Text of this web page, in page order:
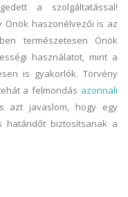
a szolgáltatással!
Önök haszonélvezői is az
természetesen Önök
használatot, mint a
is gyakorlók. Törvény
a felmondás azonnali
azt javaslom, hogy egy
határidőt biztosítsanak a